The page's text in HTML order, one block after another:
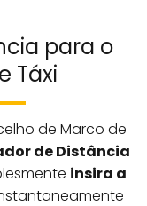
para o
Táxi
de Marco de
de Distância
insira a